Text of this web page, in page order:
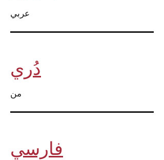
عربي
دُري
من
فارسي